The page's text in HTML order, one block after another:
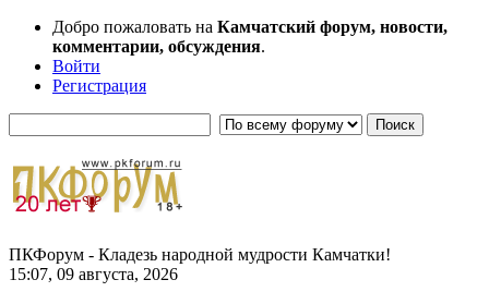
Добро пожаловать на Камчатский форум, новости,
комментарии, обсуждения.
Войти
Регистрация
ПКФорум - Кладезь народной мудрости Камчатки!
15:07, 09 августа, 2026